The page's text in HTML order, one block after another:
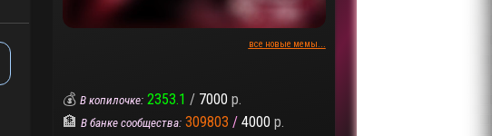
все новые мемы...
💰 В копилочке: 2353.1 / 7000 р.
🏦 В банке сообщества: 309803 / 4000 р.